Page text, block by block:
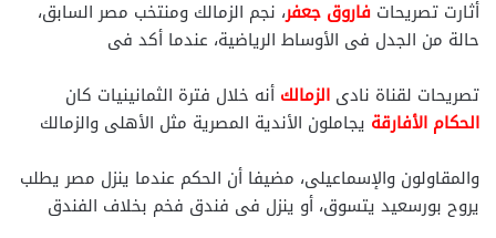
أثارت تصريحات فاروق جعفر، نجم الزمالك ومنتخب مصر السابق،
حالة من الجدل فى الأوساط الرياضية، عندما أكد فى
تصريحات لقناة نادى الزمالك أنه خلال فترة الثمانينيات كان
الحكام الأفارقة يجاملون الأندية المصرية مثل الأهلى والزمالك
والمقاولون والإسماعيلى، مضيفا أن الحكم عندما ينزل مصر يطلب
يروح بورسعيد يتسوق، أو ينزل فى فندق فخم بخلاف الفندق